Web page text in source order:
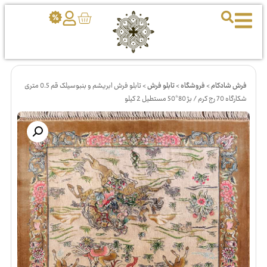
فرش شادکام>فروشگاه>تابلو فرش>
تابلو فرش ابریشم و بنبوسیلک قم 0.5 متری
شکارگاه 70 رج کرم / بژ 80*50 مستطیل 2 کیلو